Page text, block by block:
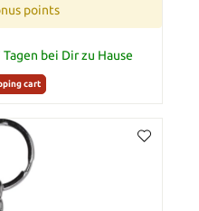
points
bei Dir zu Hause
cart